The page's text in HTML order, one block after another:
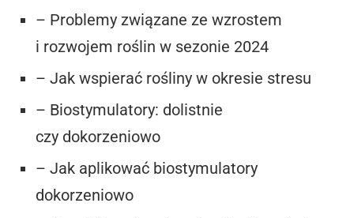
– Problemy związane ze wzrostem
i rozwojem roślin w sezonie 2024
– Jak wspierać rośliny w okresie stresu
– Biostymulatory: dolistnie
czy dokorzeniowo
– Jak aplikować biostymulatory
dokorzeniowo